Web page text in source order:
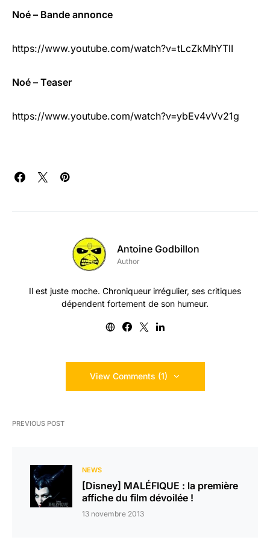
Noé – Bande annonce
https://www.youtube.com/watch?v=tLcZkMhYTlI
Noé – Teaser
https://www.youtube.com/watch?v=ybEv4vVv21g
Antoine Godbillon
Author
Il est juste moche. Chroniqueur irrégulier, ses critiques
dépendent fortement de son humeur.
View Comments (1)
PREVIOUS POST
NEWS
[Disney] MALÉFIQUE : la première
affiche du film dévoilée !
13 novembre 2013